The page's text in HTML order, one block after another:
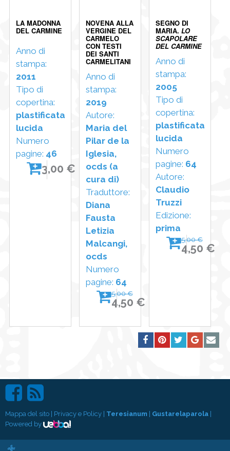
LA MADONNA
DEL CARMINE
Anno di
stampa:
2011
Tipo di
copertina:
plastificata
lucida
Numero
pagine: 46
3,00 €
NOVENA ALLA
VERGINE DEL
CARMELO
CON TESTI
DEI SANTI
CARMELITANI
Anno di
stampa:
2019
Autore:
Maria del
Pilar de la
Iglesia,
ocds (a
cura di)
Traduttore:
Diana
Fausta
Letizia
Malcangi,
ocds
Numero
pagine: 64
5,00 €
4,50 €
SEGNO DI
MARIA. LO
SCAPOLARE
DEL CARMINE
Anno di
stampa:
2005
Tipo di
copertina:
plastificata
lucida
Numero
pagine: 64
Autore:
Claudio
Truzzi
Edizione:
prima
5,00 €
4,50 €
Mappa del sito | Privacy e Policy | Teresianum | Gustarelaparola |
Powered by